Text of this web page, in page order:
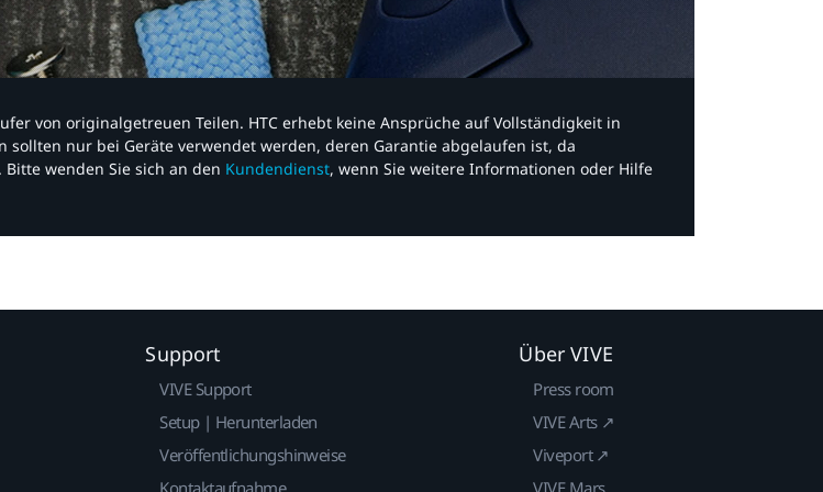
von originalgetreuen Teilen. HTC erhebt keine Ansprüche auf Vollständigkeit in
sollten nur bei Geräte verwendet werden, deren Garantie abgelaufen ist, da
wenden Sie sich an den Kundendienst, wenn Sie weitere Informationen oder Hilfe
Support
VIVE Support
Setup | Herunterladen
Veröffentlichungshinweise
Über VIVE
Press room
VIVE Arts ↗
Viveport ↗